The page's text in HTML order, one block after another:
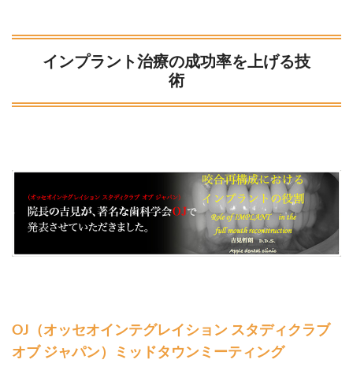
インプラント治療の成功率を上げる技
術
OJ（オッセオインテグレイション スタディクラブ
オブ ジャパン）ミッドタウンミーティング